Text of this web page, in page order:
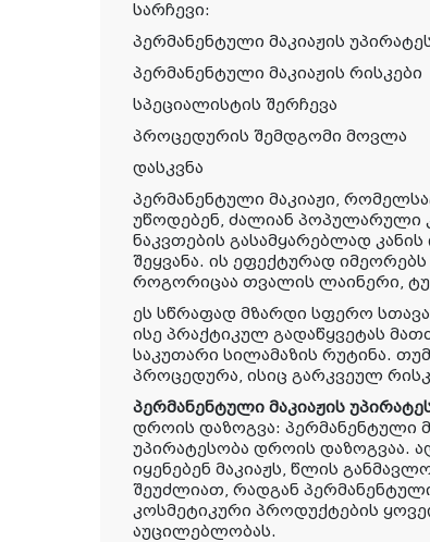
სარჩევი:
პერმანენტული მაკიაჟის
პერმანენტული მაკიაჟის რისკები
სპეციალისტის შერჩევა
პროცედურის შემდგომი მოვლა
დასკვნა
პერმანენტული მაკიაჟი,
უწოდებენ, ძალიან პოპულარული
ნაკვთების გასამყარებლად
შეყვანა. ის ეფექტურად
როგორიცაა თვალის ლაინერი,
ეს სწრაფად მზარდი სფერო
ისე პრაქტიკულ გადაწყვეტას
საკუთარი სილამაზის რუტინა.
პროცედურა, ისიც გარკვეულ
პერმანენტული მაკიაჟის
დროის დაზოგვა: პერმანენტული
უპირატესობა დროის დაზოგვაა.
იყენებენ მაკიაჟს, წლის
შეუძლიათ, რადგან
კოსმეტიკური პროდუქტების
აუცილებლობას.